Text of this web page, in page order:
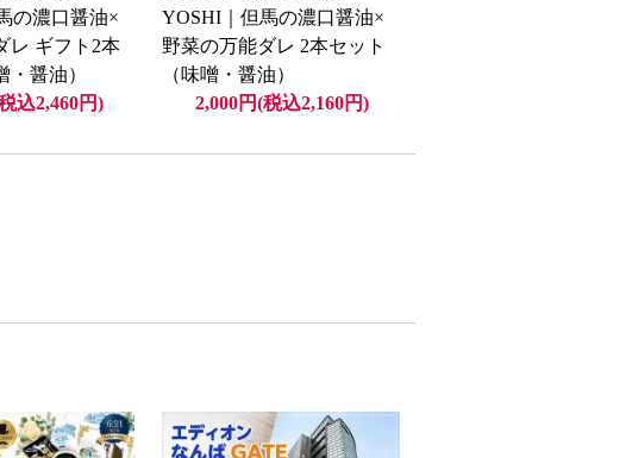
の濃口醤油×
レ ギフト2本
・醤油）
込2,460円)
YOSHI｜但馬の濃口醤油×
野菜の万能ダレ 2本セット
（味噌・醤油）
2,000円(税込2,160円)